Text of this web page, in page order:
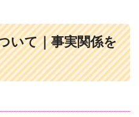
いて｜事実関係を